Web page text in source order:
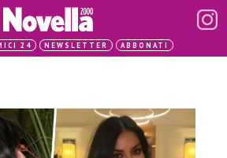
24 NEWSLETTER ABBONATI